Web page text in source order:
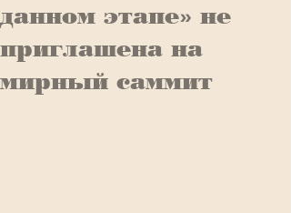
данном этапе» не
приглашена на
мирный саммит